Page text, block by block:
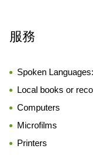
服務
Spoken Languages:
Local books or
Computers
Microfilms
Printers